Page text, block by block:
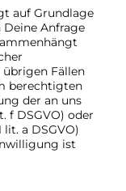
auf Grundlage
Deine Anfrage
Fällen
berechtigten
der an uns
f DSGVO) oder
a DSGVO)
ist